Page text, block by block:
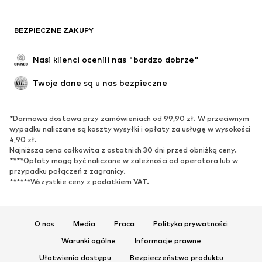
Specjalne okazje
Nowości
Na czasie
Trampki & sneakersy
Czółenka & buty na obcasie
Kozaki
Sandały
Buty sportowe
Ekskluzywne
BEZPIECZNE ZAKUPY
Nasi klienci ocenili nas "bardzo dobrze"
Twoje dane są u nas bezpieczne
*Darmowa dostawa przy zamówieniach od 99,90 zł. W przeciwnym
wypadku naliczane są koszty wysyłki i opłaty za usługę w wysokości
4,90 zł.
Najniższa cena całkowita z ostatnich 30 dni przed obniżką ceny.
****Opłaty mogą być naliczane w zależności od operatora lub w
przypadku połączeń z zagranicy.
******Wszystkie ceny z podatkiem VAT.
O nas Media Praca
Polityka prywatności
Warunki ogólne
Informacje prawne
Ułatwienia dostępu
Bezpieczeństwo produktu